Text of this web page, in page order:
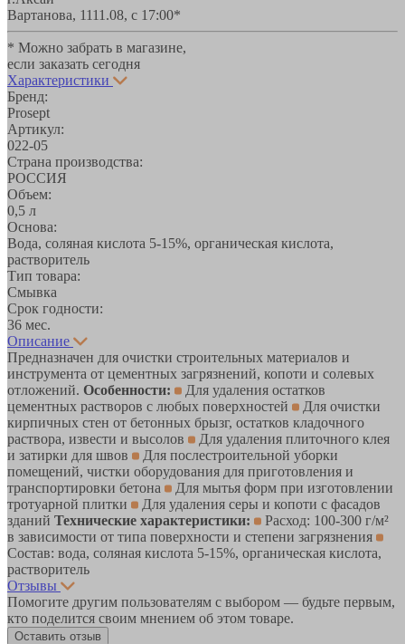
Вартанова, 1111.08, с 17:00*
* Можно забрать в магазине,
если заказать сегодня
Характеристики
Бренд:
Prosept
Артикул:
022-05
Страна производства:
РОССИЯ
Объем:
0,5 л
Основа:
Вода, соляная кислота 5-15%, органическая кислота,
растворитель
Тип товара:
Смывка
Срок годности:
36 мес.
Описание
Предназначен для очистки строительных материалов и
инструмента от цементных загрязнений, копоти и солевых
отложений. Особенности:
Для удаления остатков
цементных растворов с любых поверхностей
Для очистки
кирпичных стен от бетонных брызг, остатков кладочного
раствора, извести и высолов
Для удаления плиточного клея
и затирки для швов
Для послестроительной уборки
помещений, чистки оборудования для приготовления и
транспортировки бетона
Для мытья форм при изготовлении
тротуарной плитки
Для удаления серы и копоти с фасадов
зданий Технические характеристики:
Расход: 100-300 г/м²
в зависимости от типа поверхности и степени загрязнения
Состав: вода, соляная кислота 5-15%, органическая кислота,
растворитель
Отзывы
Помогите другим пользователям с выбором — будьте первым,
кто поделится своим мнением об этом товаре.
Оставить отзыв